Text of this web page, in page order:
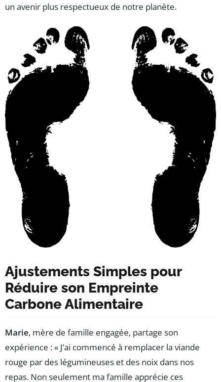
un avenir plus respectueux de notre planète.
Ajustements Simples pour
Réduire son Empreinte
Carbone Alimentaire
Marie, mère de famille engagée, partage son
expérience : « J’ai commencé à remplacer la viande
rouge par des légumineuses et des noix dans nos
repas. Non seulement ma famille apprécie ces